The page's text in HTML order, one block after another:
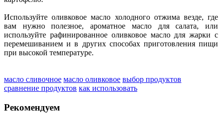
Используйте оливковое масло холодного отжима везде, где
вам нужно полезное, ароматное масло для салата, или
используйте рафинированное оливковое масло для жарки с
перемешиванием и в других способах приготовления пищи
при высокой температуре.
масло сливочное масло оливковое выбор продуктов
сравнение продуктов как использовать
Рекомендуем